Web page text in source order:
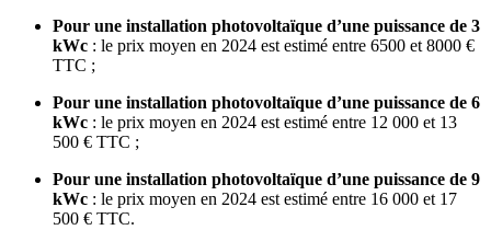
Pour une installation photovoltaïque d’une puissance de 3
kWc : le prix moyen en 2024 est estimé entre 6500 et 8000 €
TTC ;
Pour une installation photovoltaïque d’une puissance de 6
kWc : le prix moyen en 2024 est estimé entre 12 000 et 13
500 € TTC ;
Pour une installation photovoltaïque d’une puissance de 9
kWc : le prix moyen en 2024 est estimé entre 16 000 et 17
500 € TTC.